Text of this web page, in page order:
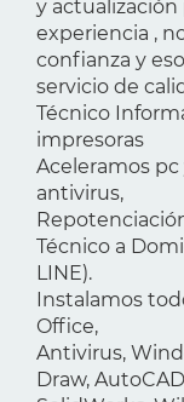
y actualización
experiencia ,
confianza y
servicio de
Técnico
impresoras
Aceleramos
antivirus,
Técnico a
LINE).
Instalamos
Office,
Antivirus,
Draw,